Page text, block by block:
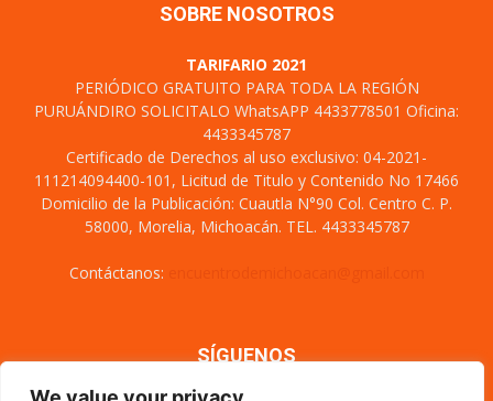
SOBRE NOSOTROS
TARIFARIO 2021
PERIÓDICO GRATUITO PARA TODA LA REGIÓN
PURUÁNDIRO SOLICITALO WhatsAPP 4433778501 Oficina:
4433345787
Certificado de Derechos al uso exclusivo: 04-2021-
111214094400-101, Licitud de Titulo y Contenido No 17466
Domicilio de la Publicación: Cuautla N°90 Col. Centro C. P.
58000, Morelia, Michoacán. TEL. 4433345787
Contáctanos:
SÍGUENOS